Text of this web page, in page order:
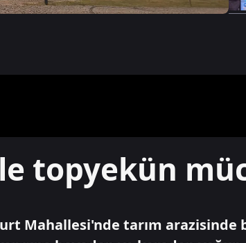
topyekün
Mahallesi'nde tarım arazisinde